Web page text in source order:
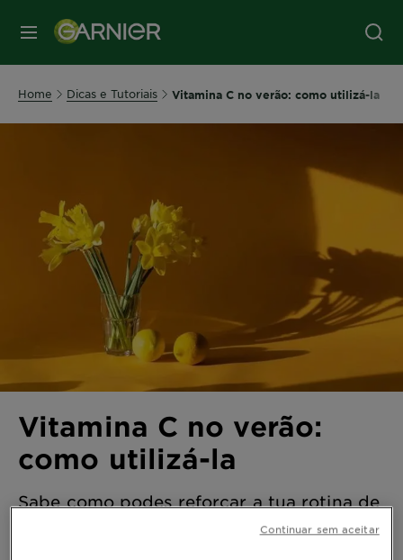
MENU
Home Dicas e Tutoriais Vitamina C no verão: como utilizá-la
Vitamina C no verão:
como utilizá-la
Sabe como podes reforçar a tua rotina de
Continuar sem aceitar